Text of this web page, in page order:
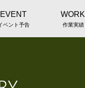
EVENT
ベント予告
WORK
作業実績